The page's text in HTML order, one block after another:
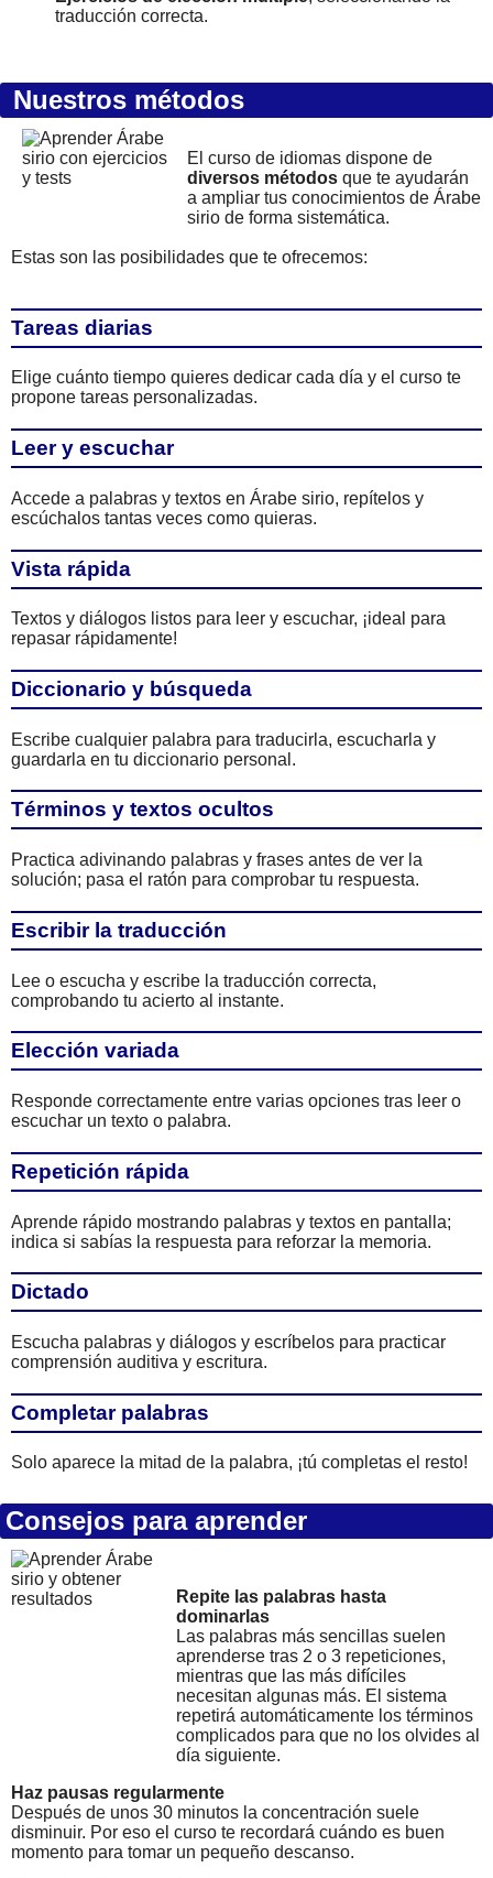
traducción correcta.
Nuestros métodos
El curso de idiomas dispone de
diversos métodos que te ayudarán
a ampliar tus conocimientos de Árabe
sirio de forma sistemática.
Estas son las posibilidades que te ofrecemos:
Tareas diarias
Elige cuánto tiempo quieres dedicar cada día y el curso te
propone tareas personalizadas.
Leer y escuchar
Accede a palabras y textos en Árabe sirio, repítelos y
escúchalos tantas veces como quieras.
Vista rápida
Textos y diálogos listos para leer y escuchar, ¡ideal para
repasar rápidamente!
Diccionario y búsqueda
Escribe cualquier palabra para traducirla, escucharla y
guardarla en tu diccionario personal.
Términos y textos ocultos
Practica adivinando palabras y frases antes de ver la
solución; pasa el ratón para comprobar tu respuesta.
Escribir la traducción
Lee o escucha y escribe la traducción correcta,
comprobando tu acierto al instante.
Elección variada
Responde correctamente entre varias opciones tras leer o
escuchar un texto o palabra.
Repetición rápida
Aprende rápido mostrando palabras y textos en pantalla;
indica si sabías la respuesta para reforzar la memoria.
Dictado
Escucha palabras y diálogos y escríbelos para practicar
comprensión auditiva y escritura.
Completar palabras
Solo aparece la mitad de la palabra, ¡tú completas el resto!
Consejos para aprender
Repite las palabras hasta
dominarlas
Las palabras más sencillas suelen
aprenderse tras 2 o 3 repeticiones,
mientras que las más difíciles
necesitan algunas más. El sistema
repetirá automáticamente los términos
complicados para que no los olvides al
día siguiente.
Haz pausas regularmente
Después de unos 30 minutos la concentración suele
disminuir. Por eso el curso te recordará cuándo es buen
momento para tomar un pequeño descanso.